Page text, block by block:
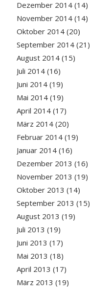
Dezember 2014(14)
November 2014(14)
Oktober 2014(20)
September 2014(21)
August 2014(15)
Juli 2014(16)
Juni 2014(19)
Mai 2014(19)
April 2014(17)
März 2014(20)
Februar 2014(19)
Januar 2014(16)
Dezember 2013 (16)
November 2013 (19)
Oktober 2013 (14)
September 2013 (15)
August 2013 (19)
Juli 2013 (19)
Juni 2013 (17)
Mai 2013 (18)
April 2013 (17)
März 2013 (19)